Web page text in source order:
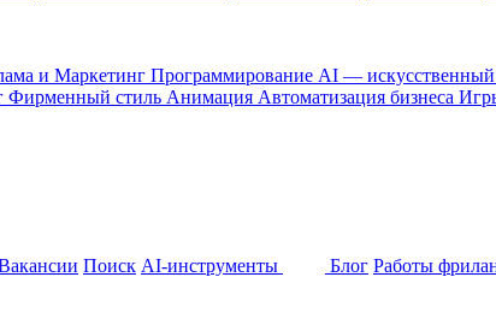
и Маркетинг Программирование AI — искусственный
Фирменный стиль Анимация Автоматизация бизнеса
Поиск AI-инструменты Блог Работы